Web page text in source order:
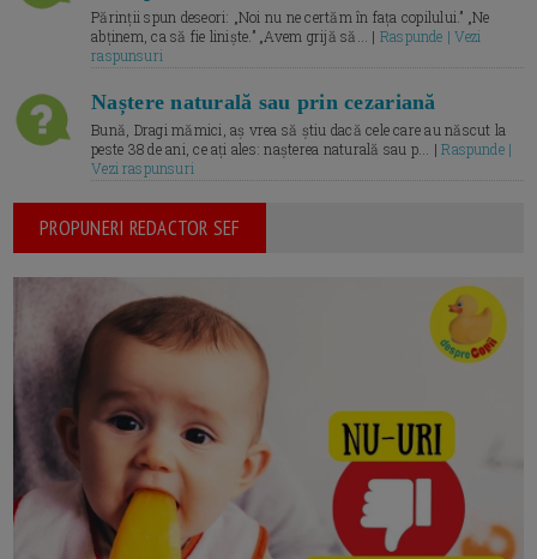
Părinții spun deseori: „Noi nu ne certăm în fața copilului.” „Ne
abținem, ca să fie liniște.” „Avem grijă să... | Raspunde | Vezi
raspunsuri
Naștere naturală sau prin cezariană
Bună, Dragi mămici, aș vrea să știu dacă cele care au născut la
peste 38 de ani, ce ați ales: nașterea naturală sau p... |Raspunde |
Vezi raspunsuri
PROPUNERI REDACTOR SEF